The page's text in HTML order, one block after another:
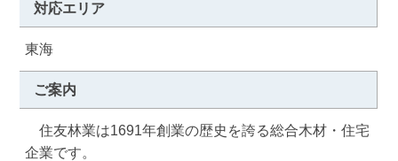
対応エリア
東海
ご案内
住友林業は1691年創業の歴史を誇る総合木材・住宅
企業です。